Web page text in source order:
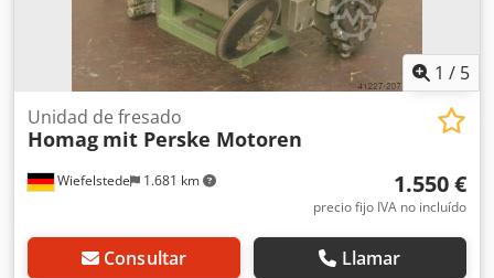
1 / 5
Wiefelstede 1.681 km
Unidad de fresado
Homag mit Perske Motoren
1.550 €
precio fijo IVA no incluído
Consultar Llamar